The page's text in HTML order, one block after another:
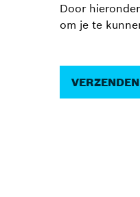
Door
om je te